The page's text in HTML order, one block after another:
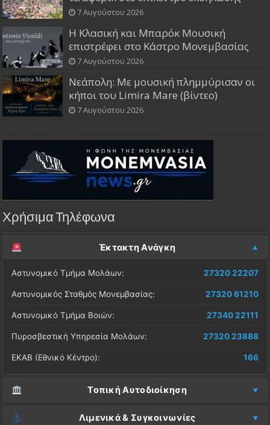
7 Αυγούστου 2026
Η Κλασική και Μπαρόκ Μουσική
επιστρέφει στο Κάστρο Μονεμβασίας
7 Αυγούστου 2026
Νεάπολη: Με μουσική πλημμύρισαν οι
κήποι του Limira Mare (βίντεο)
7 Αυγούστου 2026
Χρήσιμα Τηλέφωνα
Έκτακτη Ανάγκη
Αστυνομικό Τμήμα Μολάων: 27320 22207
Αστυνομικός Σταθμός Μονεμβασίας: 27320 61210
Αστυνομικό Τμήμα Βοιών: 27340 22111
Πυροσβεστική Υπηρεσία Μολάων: 27320 23888
ΕΚΑΒ (Εθνικό Κέντρο): 166
Τοπική Αυτοδιοίκηση
Δήμος Μονεμβασίας (Έδρα):
Λιμενικά & Συγκοινωνίες